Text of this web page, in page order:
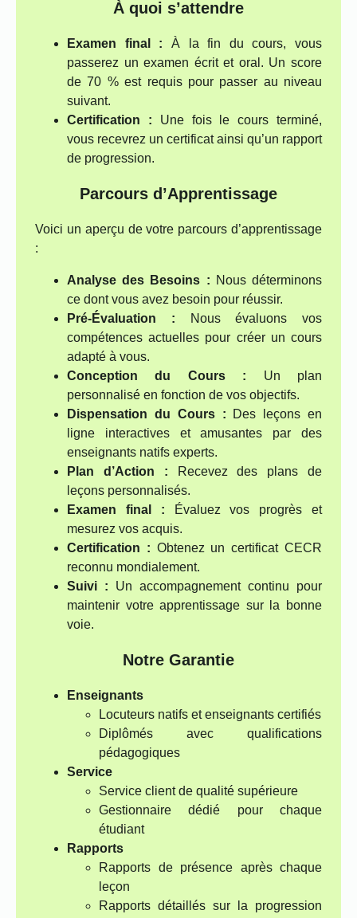
À quoi s’attendre
Examen final : À la fin du cours, vous
passerez un examen écrit et oral. Un score
de 70 % est requis pour passer au niveau
suivant.
Certification : Une fois le cours terminé,
vous recevrez un certificat ainsi qu’un rapport
de progression.
Parcours d’Apprentissage
Voici un aperçu de votre parcours d’apprentissage
:
Analyse des Besoins : Nous déterminons
ce dont vous avez besoin pour réussir.
Pré-Évaluation : Nous évaluons vos
compétences actuelles pour créer un cours
adapté à vous.
Conception du Cours : Un plan
personnalisé en fonction de vos objectifs.
Dispensation du Cours : Des leçons en
ligne interactives et amusantes par des
enseignants natifs experts.
Plan d’Action : Recevez des plans de
leçons personnalisés.
Examen final : Évaluez vos progrès et
mesurez vos acquis.
Certification : Obtenez un certificat CECR
reconnu mondialement.
Suivi : Un accompagnement continu pour
maintenir votre apprentissage sur la bonne
voie.
Notre Garantie
Enseignants
Locuteurs natifs et enseignants certifiés
Diplômés avec qualifications
pédagogiques
Service
Service client de qualité supérieure
Gestionnaire dédié pour chaque
étudiant
Rapports
Rapports de présence après chaque
leçon
Rapports détaillés sur la progression